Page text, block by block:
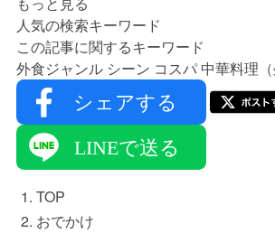
人気の検索キーワード
この記事に関するキーワード
外食ジャンル シーン コスパ 中華料理（
TOP
おでかけ